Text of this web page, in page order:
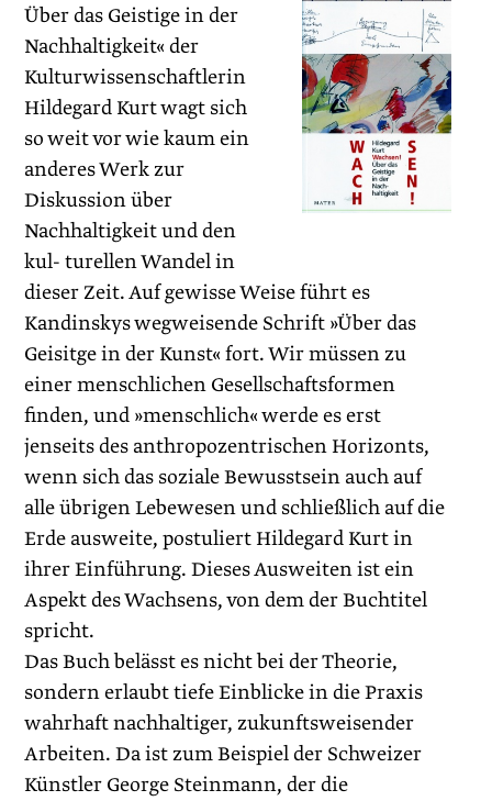
Über das Geistige in der
Nachhaltigkeit« der
Kulturwissenschaftlerin
Hildegard Kurt wagt sich
so weit vor wie kaum ein
anderes Werk zur
Diskussion über
Nachhaltigkeit und den
kul- turellen Wandel in
dieser Zeit. Auf gewisse Weise führt es
Kandinskys wegweisende Schrift »Über das
Geisitge in der Kunst« fort. Wir müssen zu
einer menschlichen Gesellschaftsformen
finden, und »menschlich« werde es erst
jenseits des anthropozentrischen Horizonts,
wenn sich das soziale Bewusstsein auch auf
alle übrigen Lebewesen und schließlich auf die
Erde ausweite, postuliert Hildegard Kurt in
ihrer Einführung. Dieses Ausweiten ist ein
Aspekt des Wachsens, von dem der Buchtitel
spricht.
Das Buch belässt es nicht bei der Theorie,
sondern erlaubt tiefe Einblicke in die Praxis
wahrhaft nachhaltiger, zukunftsweisender
Arbeiten. Da ist zum Beispiel der Schweizer
Künstler George Steinmann, der die